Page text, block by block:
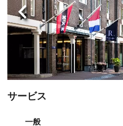
前へ
サービス
一般